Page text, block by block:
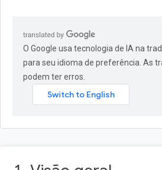
O Google usa tecnologia de IA na
para seu idioma de preferência. As
podem ter erros.